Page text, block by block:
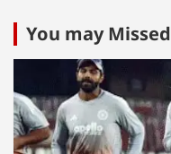
You may Missed